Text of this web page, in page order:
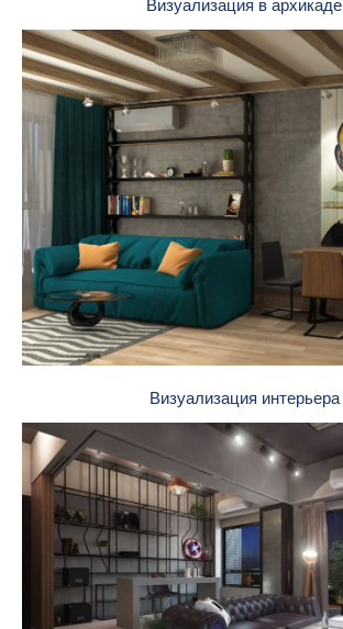
Визуализация в архикаде
Визуализация интерьера